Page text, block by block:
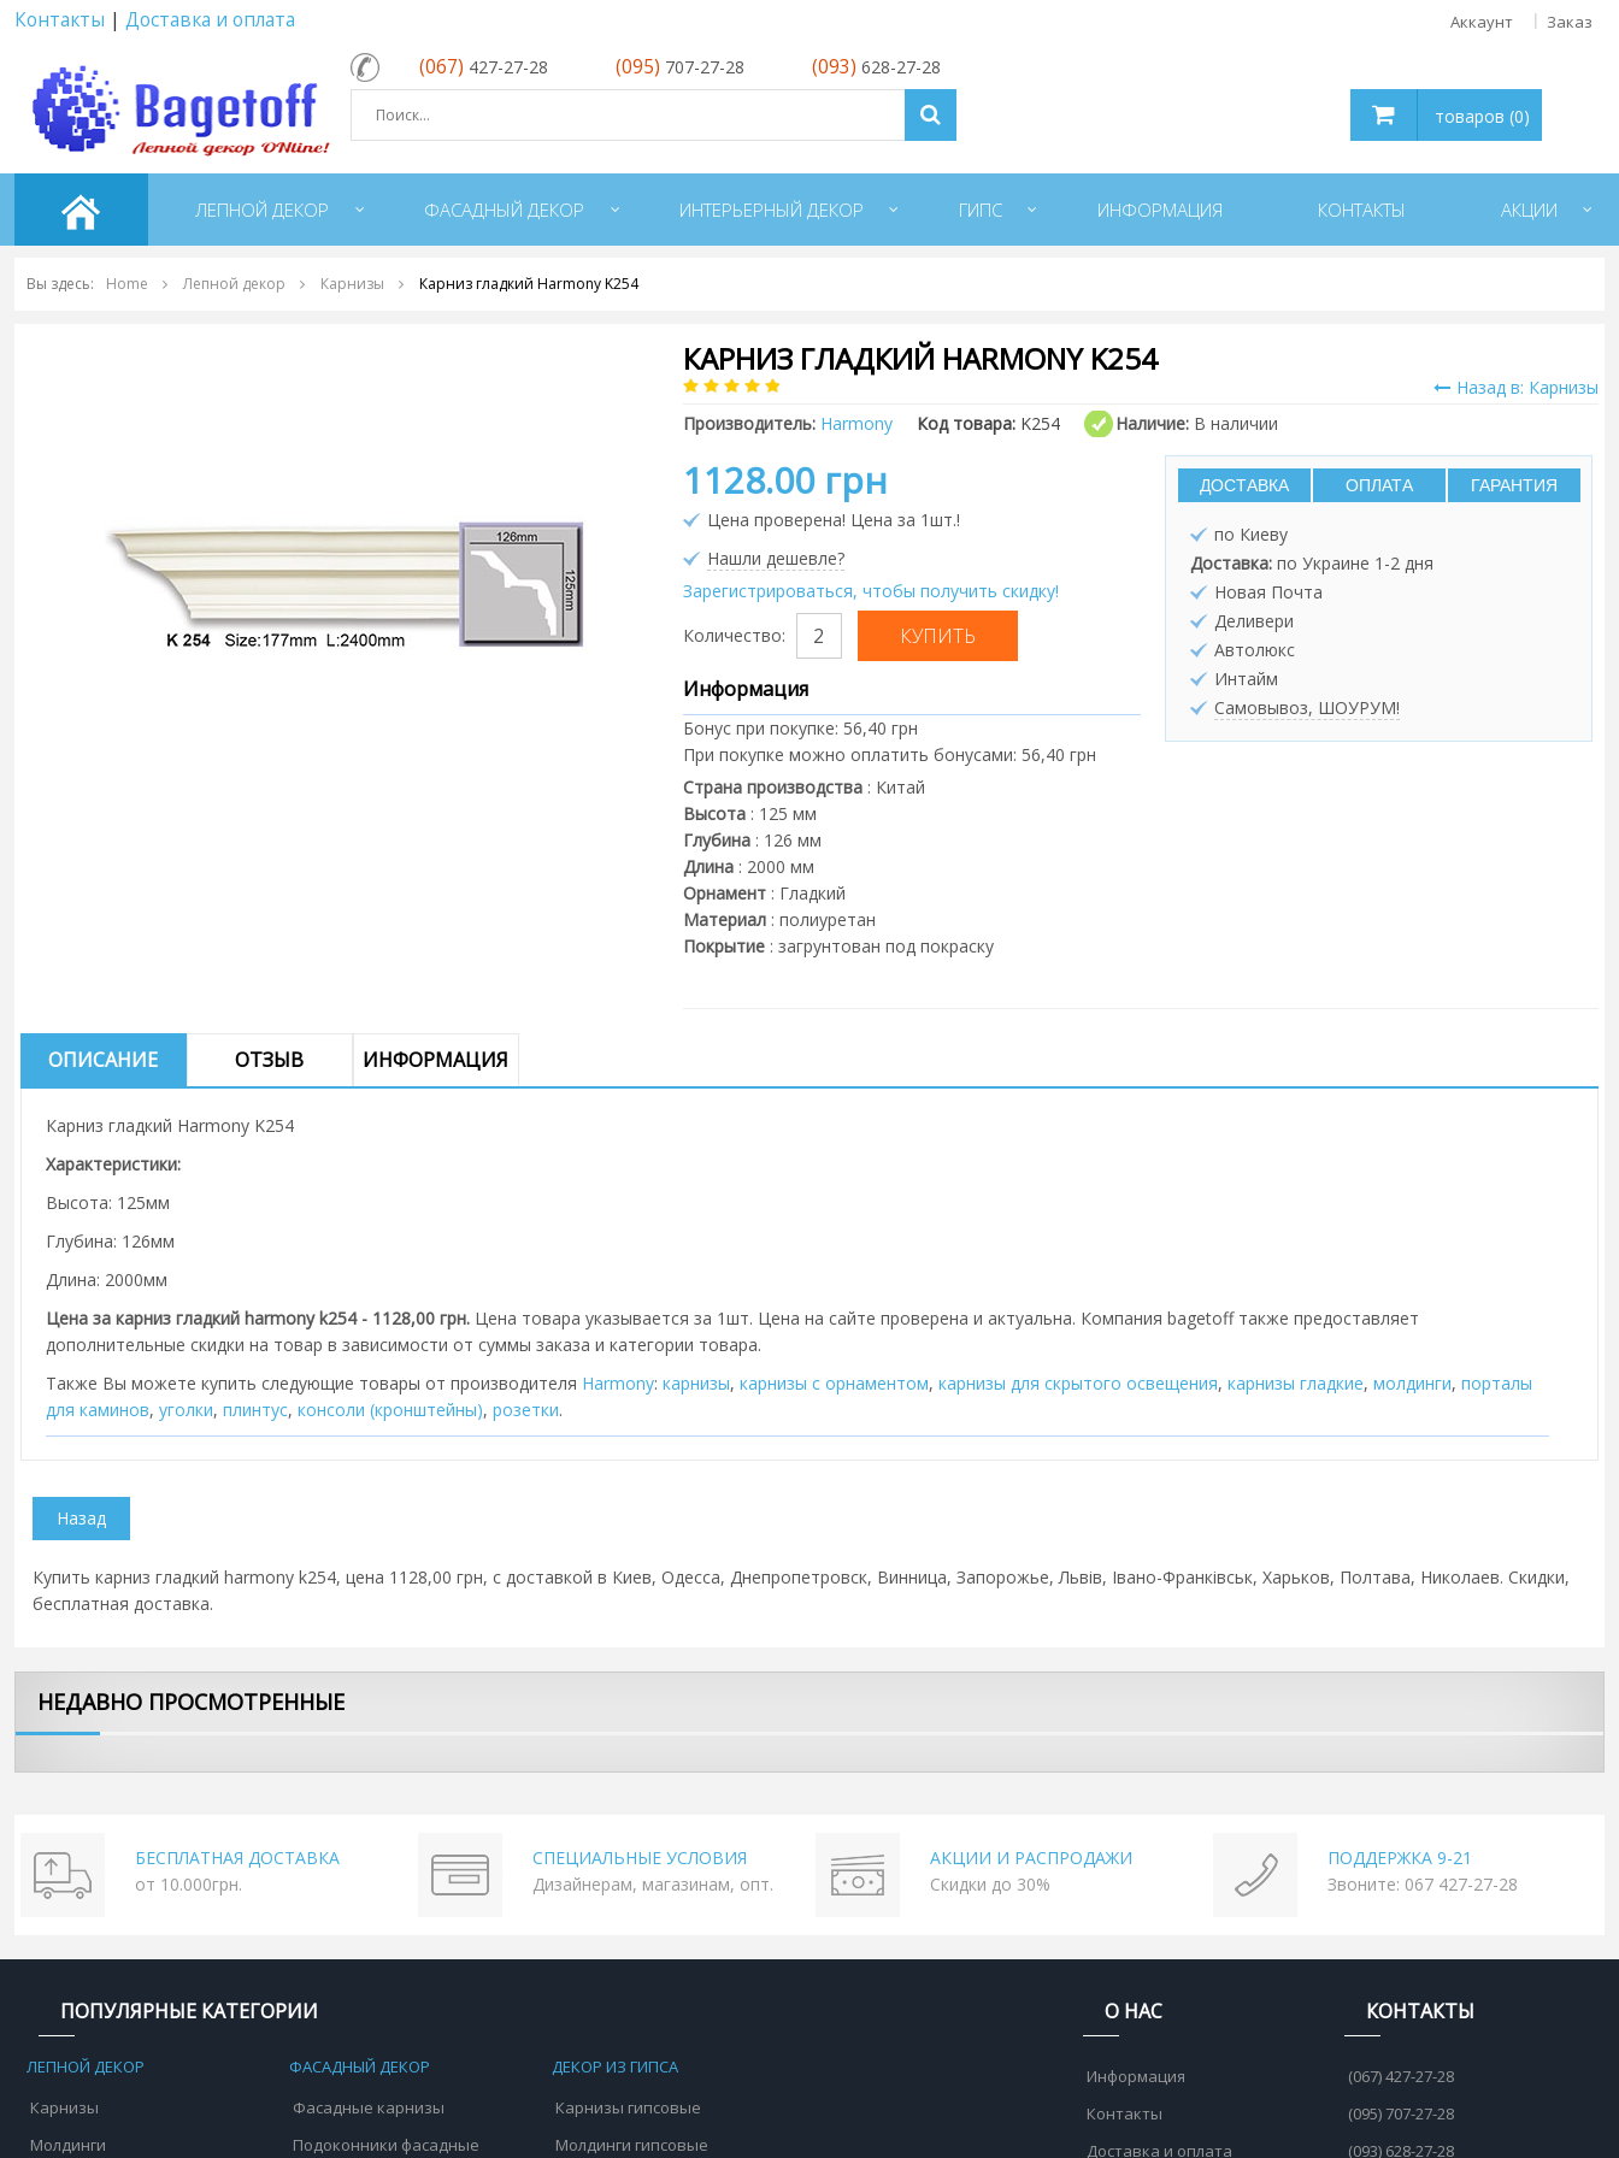
Контакты | Доставка и оплата Аккаунт Заказ
(067) 427-27-28 (095) 707-27-28 (093) 628-27-28
товаров (0)
ЛЕПНОЙ ДЕКОР ФАСАДНЫЙ ДЕКОР ИНТЕРЬЕРНЫЙ ДЕКОР ГИПС ИНФОРМАЦИЯ КОНТАКТЫ АКЦИИ
Вы здесь: Home Лепной декор Карнизы Карниз гладкий Harmony K254
КАРНИЗ ГЛАДКИЙ HARMONY K254
Назад в: Карнизы
Производитель: Harmony Код товара: K254 Наличие: В наличии
1128.00 грн
Цена проверена! Цена за 1шт.!
Нашли дешевле?
Зарегистрироваться, чтобы получить скидку!
Количество:
Информация
Бонус при покупке: 56,40 грн
При покупке можно оплатить бонусами: 56,40 грн
Страна производства: Китай
Высота: 125 мм
Глубина: 126 мм
Длина: 2000 мм
Орнамент: Гладкий
Материал: полиуретан
Покрытие: загрунтован под покраску
ДОСТАВКА ОПЛАТА ГАРАНТИЯ
по Киеву
Доставка: по Украине 1-2 дня
Новая Почта
Деливери
Автолюкс
Интайм
Самовывоз, ШОУРУМ!
ОПИСАНИЕ ОТЗЫВ ИНФОРМАЦИЯ
Карниз гладкий Harmony K254
Характеристики:
Высота: 125мм
Глубина: 126мм
Длина: 2000мм
Цена за карниз гладкий harmony k254 - 1128,00 грн. Цена товара указывается за 1шт. Цена на сайте проверена и актуальна. Компания bagetoff также предоставляет
дополнительные скидки на товар в зависимости от суммы заказа и категории товара.
Также Вы можете купить следующие товары от производителя Harmony: карнизы, карнизы с орнаментом, карнизы для скрытого освещения, карнизы гладкие, молдинги, порталы
для каминов, уголки, плинтус, консоли (кронштейны), розетки.
Купить карниз гладкий harmony k254, цена 1128,00 грн, с доставкой в Киев, Одесса, Днепропетровск, Винница, Запорожье, Львів, Івано-Франківськ, Харьков, Полтава, Николаев. Скидки,
бесплатная доставка.
НЕДАВНО ПРОСМОТРЕННЫЕ
БЕСПЛАТНАЯ ДОСТАВКА
от 10.000грн.
СПЕЦИАЛЬНЫЕ УСЛОВИЯ
Дизайнерам, магазинам, опт.
АКЦИИ И РАСПРОДАЖИ
Скидки до 30%
ПОДДЕРЖКА 9-21
Звоните: 067 427-27-28
ПОПУЛЯРНЫЕ КАТЕГОРИИ
ЛЕПНОЙ ДЕКОР
Карнизы
Молдинги
ФАСАДНЫЙ ДЕКОР
Фасадные карнизы
Подоконники фасадные
ДЕКОР ИЗ ГИПСА
Карнизы гипсовые
Молдинги гипсовые
О НАС
Информация
Контакты
Доставка и оплата
КОНТАКТЫ
(067) 427-27-28
(095) 707-27-28
(093) 628-27-28